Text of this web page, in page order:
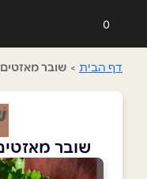
0
דף הבית > שובר מאזטים
שובר